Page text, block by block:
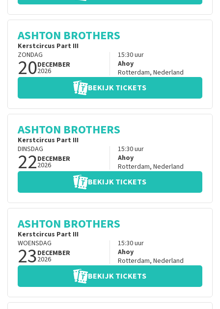
ASHTON BROTHERS
Kerstcircus Part III
ZONDAG
20DECEMBER
2026
15:30uur
Ahoy
Rotterdam, Nederland
BEKIJK TICKETS
ASHTON BROTHERS
Kerstcircus Part III
DINSDAG
22DECEMBER
2026
15:30uur
Ahoy
Rotterdam, Nederland
BEKIJK TICKETS
ASHTON BROTHERS
Kerstcircus Part III
WOENSDAG
23DECEMBER
2026
15:30uur
Ahoy
Rotterdam, Nederland
BEKIJK TICKETS